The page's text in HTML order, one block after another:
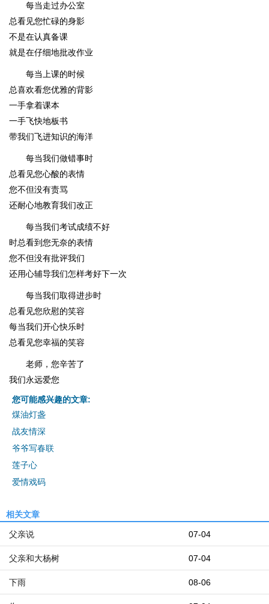
每当走过办公室
总看见您忙碌的身影
不是在认真备课
就是在仔细地批改作业
每当上课的时候
总喜欢看您优雅的背影
一手拿着课本
一手飞快地板书
带我们飞进知识的海洋
每当我们做错事时
总看见您心酸的表情
您不但没有责骂
还耐心地教育我们改正
每当我们考试成绩不好
时总看到您无奈的表情
您不但没有批评我们
还用心辅导我们怎样考好下一次
每当我们取得进步时
总看见您欣慰的笑容
每当我们开心快乐时
总看见您幸福的笑容
老师，您辛苦了
我们永远爱您
您可能感兴趣的文章:
煤油灯盏
战友情深
爷爷写春联
莲子心
爱情戏码
相关文章
07-04
父亲说
07-04
父亲和大杨树
08-06
下雨